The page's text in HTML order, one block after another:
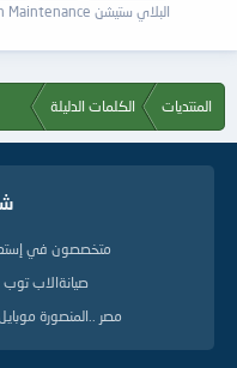
البلاي ستيشن Playstation Maintenance
المنتديات الكلمات الدليلة
متخصصون في
صيانةالاب توب
مصر ..المنصورة موبايل ..واتس